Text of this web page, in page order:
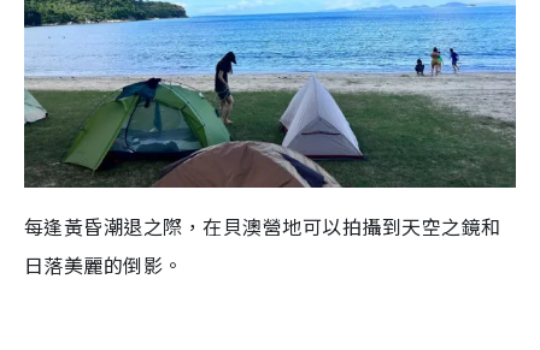
每逢黃昏潮退之際，在貝澳營地可以拍攝到天空之鏡和
日落美麗的倒影。